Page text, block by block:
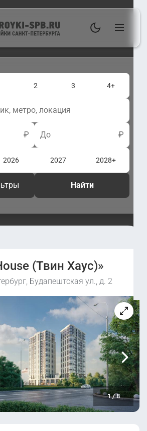
2 3 4+
₽ До ₽
2026 2027 2028+
Найти
(Твин Хаус)»
Будапештская ул., д. 2
1/8